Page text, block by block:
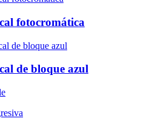
fotocromática
de bloque azul